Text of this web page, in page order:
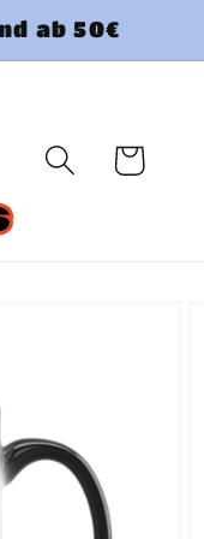
ab 50€
Warenkorb